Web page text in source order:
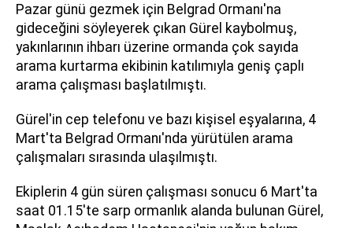
Pazar günü gezmek için Belgrad Ormanı'na
gideceğini söyleyerek çıkan Gürel kaybolmuş,
yakınlarının ihbarı üzerine ormanda çok sayıda
arama kurtarma ekibinin katılımıyla geniş çaplı
arama çalışması başlatılmıştı.
Gürel'in cep telefonu ve bazı kişisel eşyalarına, 4
Mart'ta Belgrad Ormanı'nda yürütülen arama
çalışmaları sırasında ulaşılmıştı.
Ekiplerin 4 gün süren çalışması sonucu 6 Mart'ta
saat 01.15'te sarp ormanlık alanda bulunan Gürel,